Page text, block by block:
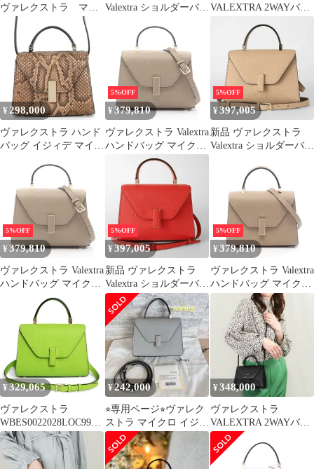
ヴァレクストラ マイ
クロ イジィデ 2way
ショルダーバッグ ハ
ンドバッグ レッド
レザー 本革 トップ
ハンドル 自立 レデ
ィース ブランド ハ
イブランド 5277
Valextra ショルダーバッ
VALEXTRA 2WAYバッ
WBES0022 028 LOC 99
WW (V5E23 028 000W
OC) ホワイト系
(PERGAMENA)
¥ 298,000
ヴァレクストラ ハンド
バッグ イジィデ マイク
5%OFF
¥ 379,810
ヴァレクストラ Valextra
ハンドバッグ マイクロ
イジィデ 2WAY
WBES0022028LOC9900
TO レザー 2wayハンド
バッグ レディース 新品
5%OFF
¥397,005
新品 ヴァレクストラ
Valextra ショルダーバッ
5%OFF
¥ 379,810
ヴァレクストラ Valextra
ハンドバッグ マイクロ
イジィデ 2WAY
WBES0022028LOC9900
TO レザー 2wayハンド
バッグ レディース 新品
5%OFF
¥397,005
新品 ヴァレクストラ
Valextra ショルダーバッ
グ ロッソクレミージ
5%OFF
¥ 379,810
ヴァレクストラ Valextra
ハンドバッグ マイクロ
イジィデ 2WAY
WBES0022028LOC99M
O レザー 2wayハンドバ
ッグ レディース 新品
¥329,065
ヴァレクストラ
WBES0022028LOC99V
E マイクロ イジィデ ソ
フトカーフ アップルグ
リーン 2Way ショルダ
¥242,000
⭐︎専用ページ⭐︎ヴァレク
ストラ マイクロ イジィ
デ グレー
¥348,000
ヴァレクストラ
VALEXTRA 2WAYバッ
グ イジィデ WBES0022
028 LOC 99 NN (V5E23
028 000N OC) ブラック